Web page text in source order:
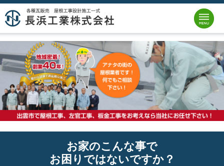
お家のこんな事で
お困りではないですか？